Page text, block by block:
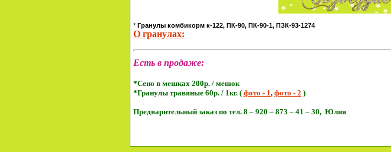
* Гранулы комбикорм к-122, ПК-90, ПК-90-1, ПЗК-93-1274
О гранулах:
Есть в продаже:
*Сено в мешках 200р. / мешок
*Гранулы травяные 60р. / 1кг. ( фото - 1, фото - 2 )
Предварительный заказ по тел. 8 – 920 – 873 – 41 – 30, Юлия